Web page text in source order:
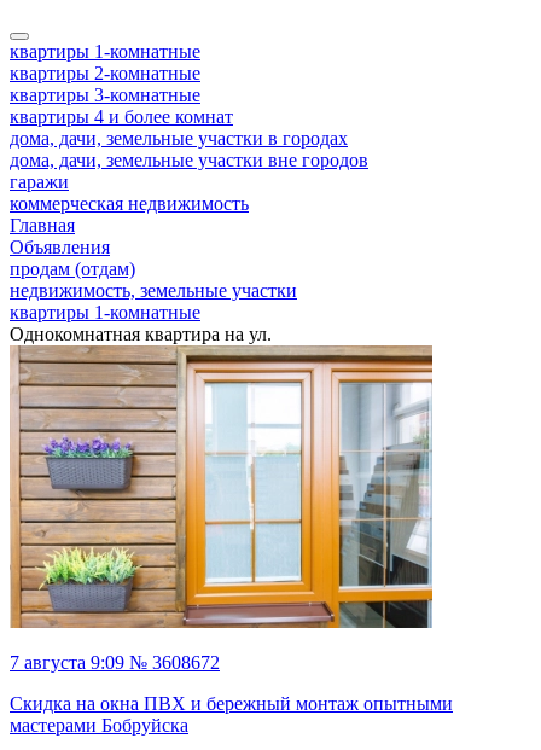
квартиры 1-комнатные
квартиры 2-комнатные
квартиры 3-комнатные
квартиры 4 и более комнат
дома, дачи, земельные участки в городах
дома, дачи, земельные участки вне городов
гаражи
коммерческая недвижимость
Главная
Объявления
продам (отдам)
недвижимость, земельные участки
квартиры 1-комнатные
Однокомнатная квартира на ул.
7 августа 9:09 № 3608672
Скидка на окна ПВХ и бережный монтаж опытными
мастерами Бобруйска